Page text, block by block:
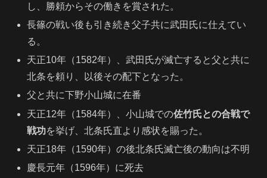
し、勝頼からその働きを賞された。
長篠の戦い後も引き続き父子共に武田氏に仕えてい
る。
天正10年（1582年）、武田氏が滅亡すると父と共に
北条を頼り、以後その配下となった。
父と共に下野小山城に在番
天正12年（1584年）、小山城での佐竹氏との合戦で
戦功を挙げ、北条氏直より感状を賜った。
天正18年（1590年）の後北条氏滅亡後の動向は不明
慶長元年（1596年）に死去